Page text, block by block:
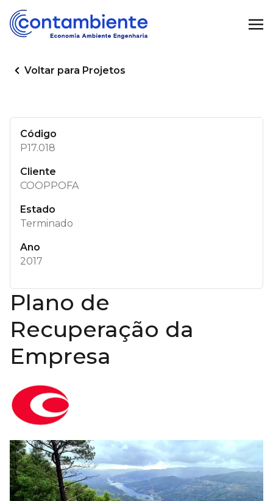
Voltar para Projetos
Código
P17.018
Cliente
COOPPOFA
Estado
Terminado
Ano
2017
Plano de
Recuperação da
Empresa